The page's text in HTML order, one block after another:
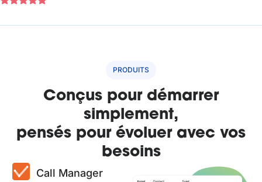
PRODUITS
Conçus pour démarrer
simplement,
pensés pour évoluer avec vos
besoins
Call Manager